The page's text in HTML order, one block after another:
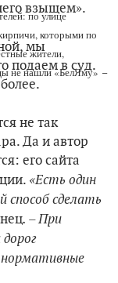
по улице
которыми по
жители,
не нашли «БелЯму» –
взыщем».
мы
подаем в суд.
не так
Да и автор
его сайта
«Есть один
способ сделать
. – При